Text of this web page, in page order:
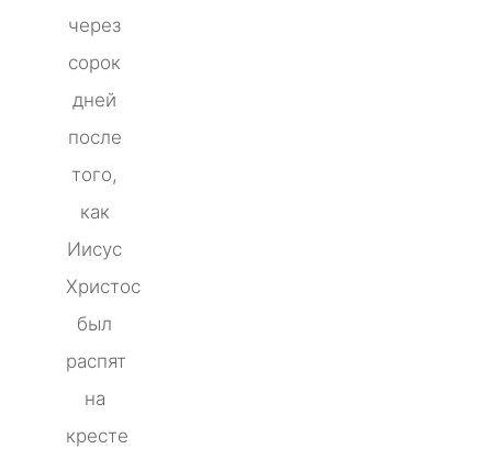
через
сорок
дней
после
того,
как
Иисус
Христос
был
распят
на
кресте